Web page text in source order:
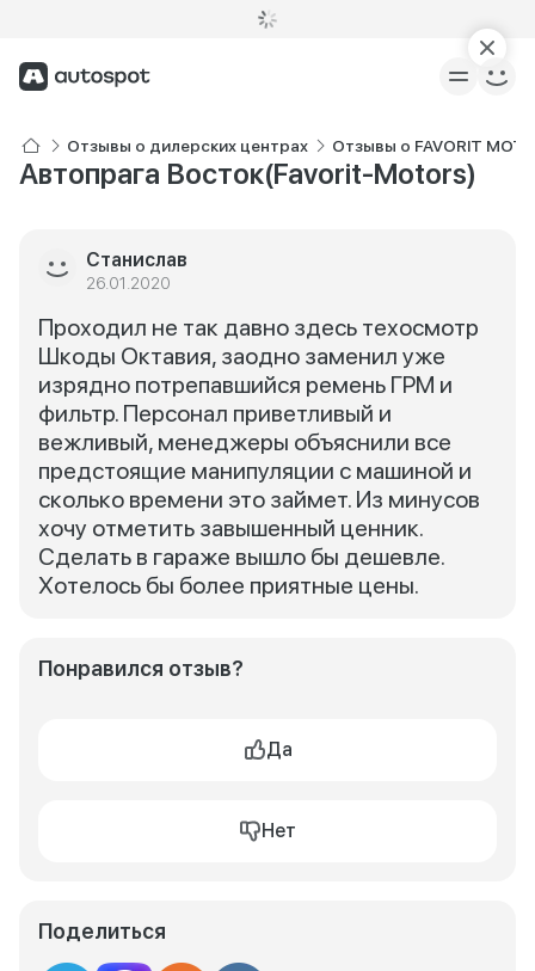
Отзывы о дилерских центрах Отзывы о FAVORIT
Автопрага Восток(Favorit-Motors)
Станислав
26.01.2020
Проходил не так давно здесь техосмотр
Шкоды Октавия, заодно заменил уже
изрядно потрепавшийся ремень ГРМ и
фильтр. Персонал приветливый и
вежливый, менеджеры объяснили все
предстоящие манипуляции с машиной и
сколько времени это займет. Из минусов
хочу отметить завышенный ценник.
Сделать в гараже вышло бы дешевле.
Хотелось бы более приятные цены.
Понравился отзыв?
Да
Нет
Поделиться